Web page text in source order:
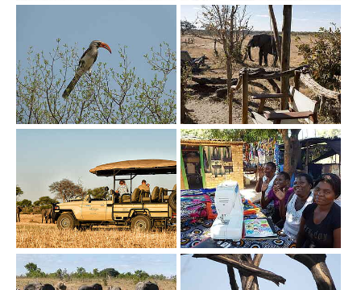
Show larger version
Show larger version
Show larger version Show larger version